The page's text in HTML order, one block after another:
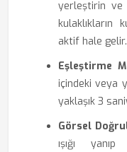
yerleştirin ve
kulaklıkların
aktif hale gelir.
Eşleştirme
içindeki veya
yaklaşık 3
Görsel
ışığı